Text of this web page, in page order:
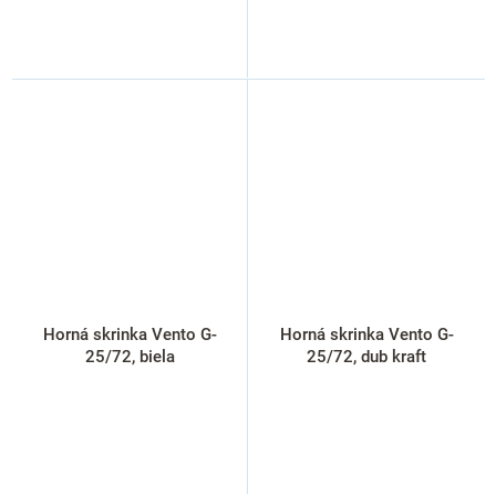
Horná skrinka Vento G-
25/72, biela
Horná skrinka Vento G-
25/72, dub kraft